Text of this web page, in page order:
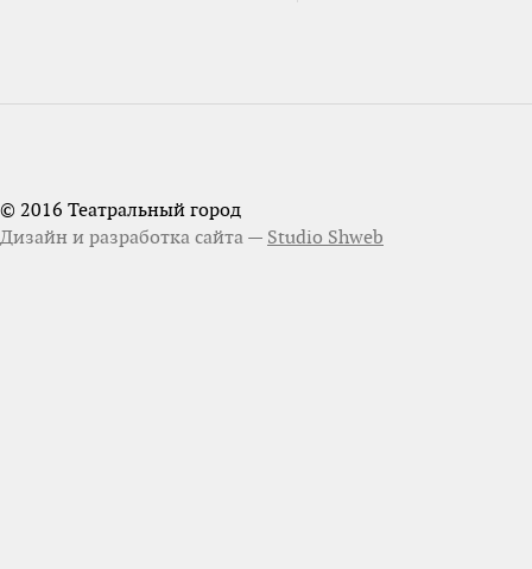
© 2016 Театральный город
Дизайн и разработка сайта — Studio Shweb